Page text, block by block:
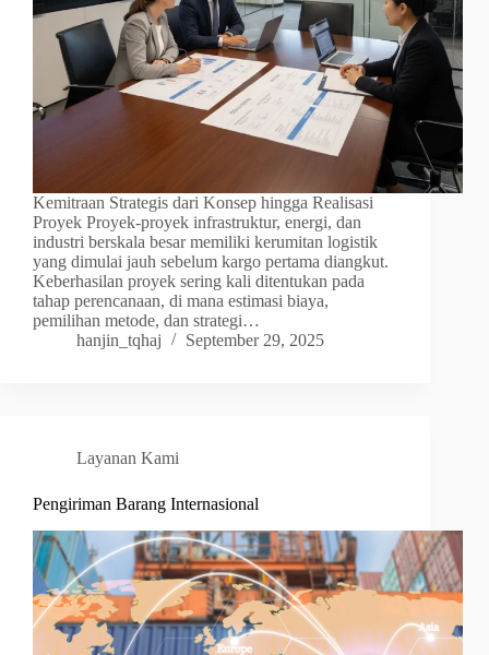
Kemitraan Strategis dari Konsep hingga Realisasi
Proyek Proyek-proyek infrastruktur, energi, dan
industri berskala besar memiliki kerumitan logistik
yang dimulai jauh sebelum kargo pertama diangkut.
Keberhasilan proyek sering kali ditentukan pada
tahap perencanaan, di mana estimasi biaya,
pemilihan metode, dan strategi…
hanjin_tqhaj
September 29, 2025
Layanan Kami
Pengiriman Barang Internasional